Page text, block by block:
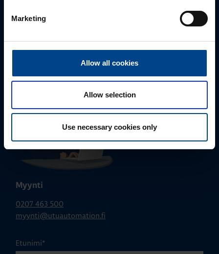
Marketing
Allow all cookies
Allow selection
Use necessary cookies only
0207 463 515
tuki@utuautomation.fi
Myynti
0207 463 500
myynti@utuautomation.fi
Etunimi*